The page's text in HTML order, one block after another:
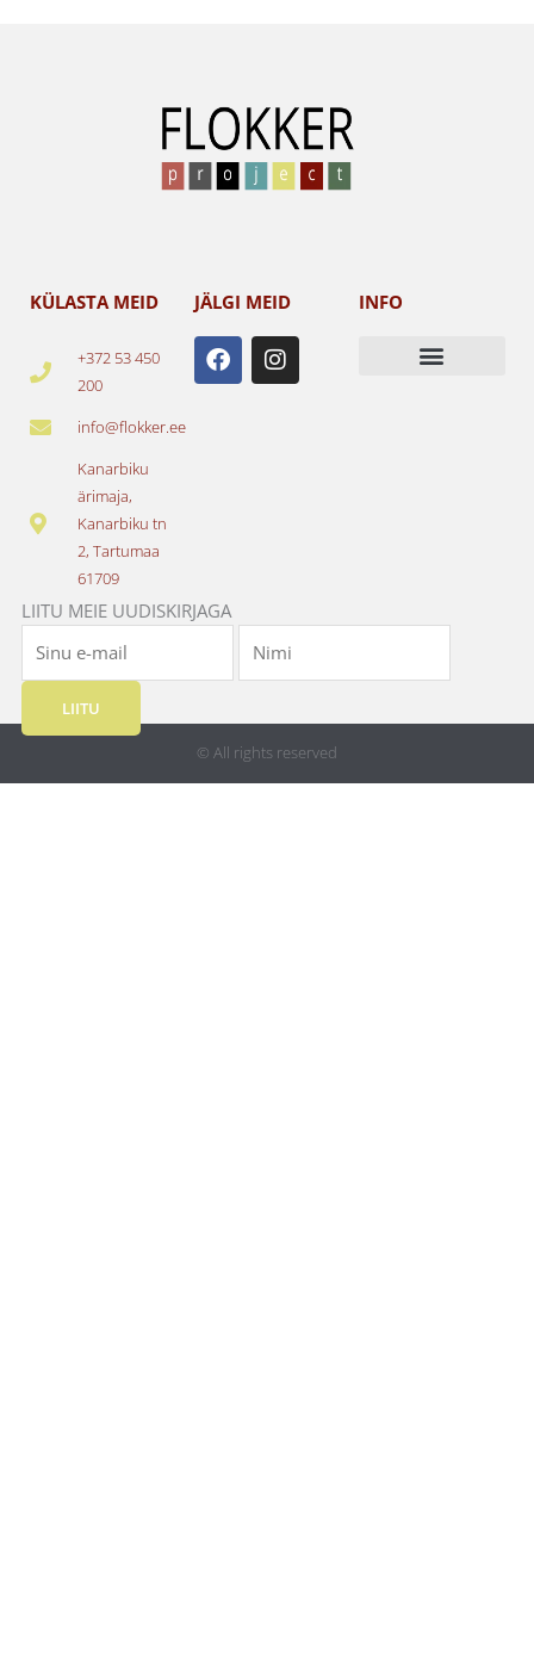
KÜLASTA MEID
+372 53 450
200
info@flokker.ee
Kanarbiku
ärimaja,
Kanarbiku tn
2, Tartumaa
61709
JÄLGI MEID
F
a
c
I
n
s
INFO
LIITU MEIE UUDISKIRJAGA
LIITU
© All rights reserved